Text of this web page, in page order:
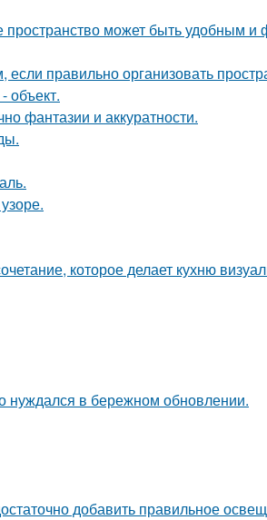
может быть удобным
правильно организовать
объект.
фантазии и аккуратности.
которое делает кухню
нуждался в бережном обновлении.
добавить правильное